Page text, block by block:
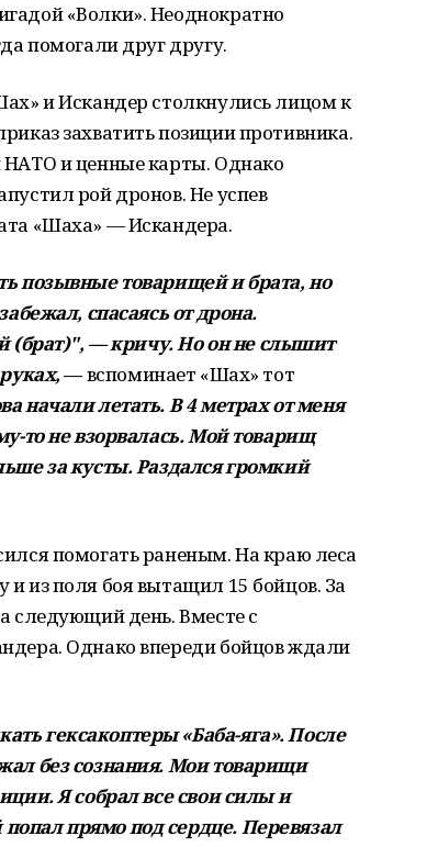
«Волки». Неоднократно
помогали друг другу.
и Искандер столкнулись лицом к
захватить позиции противника.
НАТО и ценные карты. Однако
рой дронов. Не успев
«Шаха» — Искандера.
позывные товарищей и брата, но
спасаясь от дрона.
(брат)", — кричу. Но он не слышит
—вспоминает «Шах» тот
начали летать. В 4 метрах от меня
то не взорвалась. Мой товарищ
за кусты. Раздался громкий
помогать раненым. На краю леса
из поля боя вытащил 15 бойцов. За
следующий день. Вместе с
Однако впереди бойцов ждали
гексакоптеры «Баба-яга». После
без сознания. Мои товарищи
Я собрал все свои силы и
прямо под сердце. Перевязал